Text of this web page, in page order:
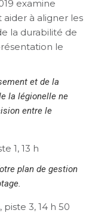
examine
à aligner les
la durabilité de
le
et de la
la légionelle ne
entre le
1, 13 h
plan de gestion
3, 14 h 50